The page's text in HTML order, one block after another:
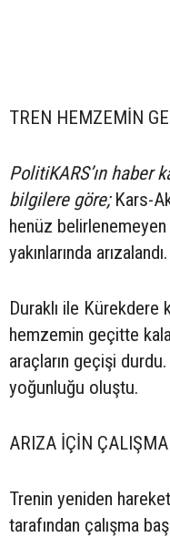
TREN HEMZEMİN
PolitiKARS’ın haber
bilgilere göre;Kars-
henüz
yakınlarında arızalandı.
Duraklı ile Kürekdere
hemzemin geçitte
araçların geçişi
yoğunluğu oluştu.
ARIZA İÇİN
Trenin yeniden
tarafından çalışma